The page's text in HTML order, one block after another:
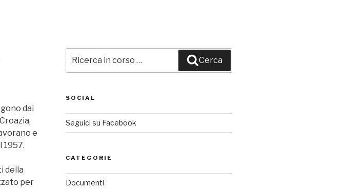
dai
e
1957.
della
per
Cerca
SOCIAL
Seguici su Facebook
CATEGORIE
Documenti